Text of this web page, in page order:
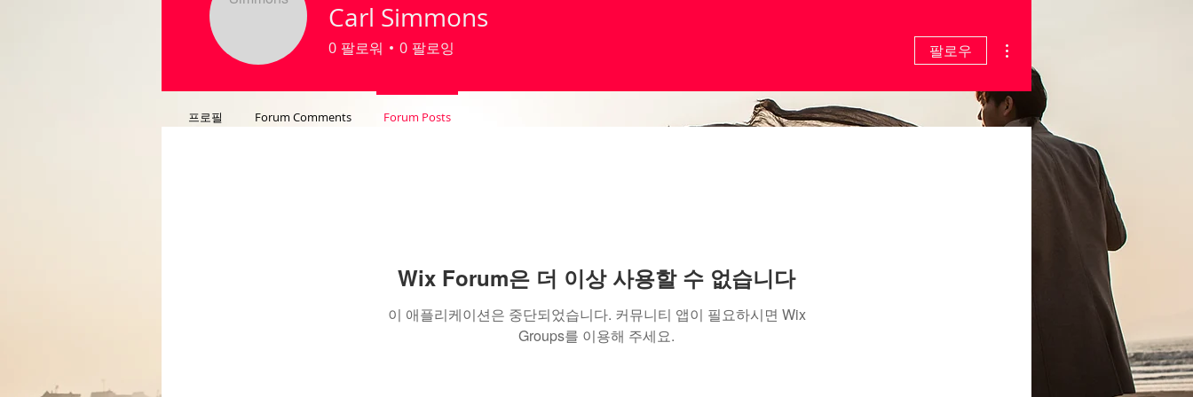
Wix Forum은 더 이상 사용할 수 없습니다
이 애플리케이션은 중단되었습니다. 커뮤니티 앱이 필요하시면 Wix
Groups를 이용해 주세요.
Carl Simmons
0 팔로워 0 팔로잉 팔로우
프로필 Forum Comments Forum Posts